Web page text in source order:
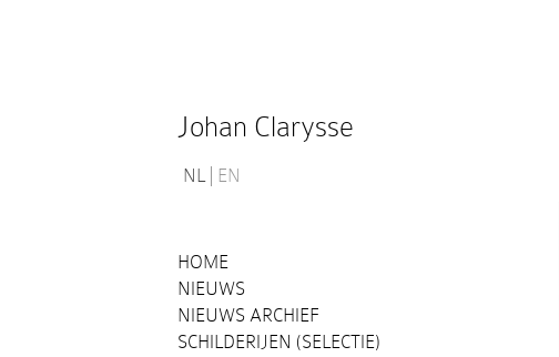
Johan Clarysse
NL EN
HOME
NIEUWS
NIEUWS ARCHIEF
SCHILDERIJEN (SELECTIE)